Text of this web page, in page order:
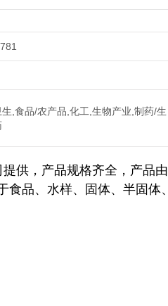
生,食品/农产品,化工,生物产业,制药/生
供，产品规格齐全，产品由
品、水样、固体、半固体、